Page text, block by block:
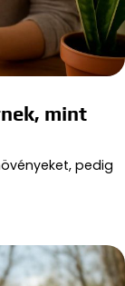
mint
pedig